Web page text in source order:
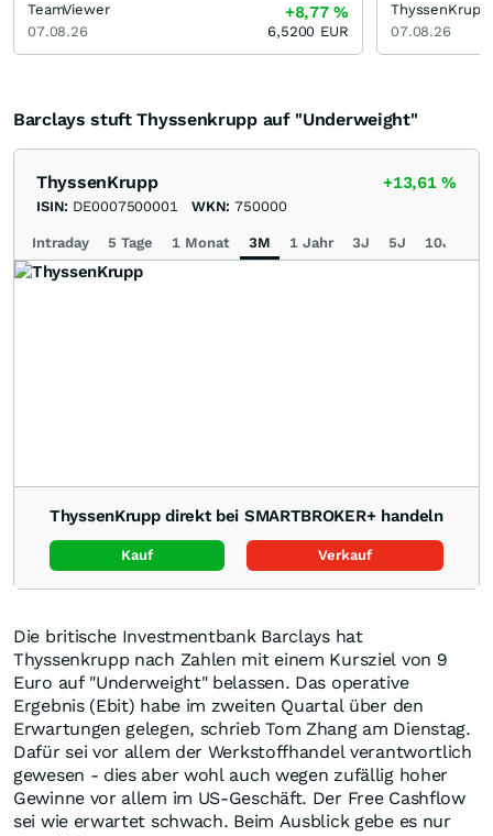
Barclays stuft Thyssenkrupp auf "Underweight"
ThyssenKrupp +13,61%
ISIN: DE0007500001 WKN: 750000
Intraday 5 Tage 1 Monat 3M 1 Jahr 3J 5J 10J
ThyssenKrupp direkt bei SMARTBROKER+ handeln
Kauf Verkauf
Die britische Investmentbank Barclays hat
Thyssenkrupp nach Zahlen mit einem Kursziel von 9
Euro auf "Underweight" belassen. Das operative
Ergebnis (Ebit) habe im zweiten Quartal über den
Erwartungen gelegen, schrieb Tom Zhang am Dienstag.
Dafür sei vor allem der Werkstoffhandel verantwortlich
gewesen - dies aber wohl auch wegen zufällig hoher
Gewinne vor allem im US-Geschäft. Der Free Cashflow
sei wie erwartet schwach. Beim Ausblick gebe es nur
TeamViewer
07.08.26
+8,77%
6,5200 EUR
ThyssenKrupp
07.08.26